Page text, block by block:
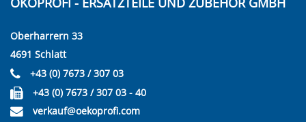
Oberharrern 33
4691 Schlatt
+43 (0) 7673 / 307 03
+43 (0) 7673 / 307 03 - 40
verkauf@oekoprofi.com